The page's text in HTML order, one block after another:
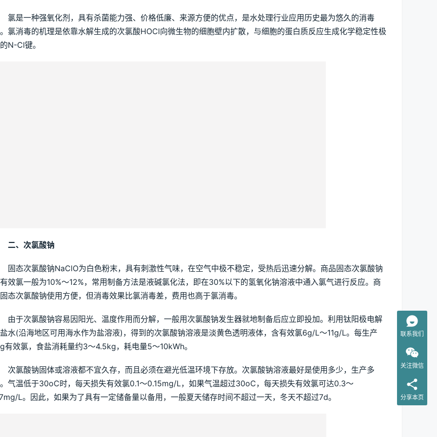
一种强氧化剂，具有杀菌能力强、价格低廉、来源方便的优点，是水处理行业应用历史最为悠久的消毒
氯消毒的机理是依靠水解生成的次氯酸HOCl向微生物的细胞壁内扩散，与细胞的蛋白质反应生成化学稳定性极
N-Cl键。
二、次氯酸钠
次氯酸钠NaClO为白色粉末，具有刺激性气味，在空气中极不稳定，受热后迅速分解。商品固态次氯酸钠
效氯一般为10%～12%，常用制备方法是液碱氯化法，即在30%以下的氢氧化钠溶液中通入氯气进行反应。商
态次氯酸钠使用方便，但消毒效果比氯消毒差，费用也高于氯消毒。
次氯酸钠容易因阳光、温度作用而分解，一般用次氯酸钠发生器就地制备后应立即投加。利用钛阳极电解
水(沿海地区可用海水作为盐溶液)，得到的次氯酸钠溶液是淡黄色透明液体，含有效氯6g/L～11g/L。每生产
有效氯，食盐消耗量约3～4.5kg，耗电量5～10kWh。
酸钠固体或溶液都不宜久存，而且必须在避光低温环境下存放。次氯酸钠溶液最好是使用多少，生产多
气温低于30oC时，每天损失有效氯0.1～0.15mg/L，如果气温超过30oC，每天损失有效氯可达0.3～
L。因此，如果为了具有一定储备量以备用，一般夏天储存时间不超过一天，冬天不超过7d。
联系我们
关注微信
分享本页